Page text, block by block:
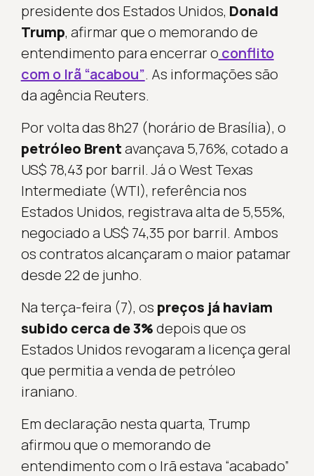
presidente dos Estados Unidos, Donald
Trump, afirmar que o memorando de
entendimento para encerrar o conflito
com o Irã “acabou”. As informações são
da agência Reuters.
Por volta das 8h27 (horário de Brasília), o
petróleo Brentavançava 5,76%, cotado a
US$ 78,43 por barril. Já o West Texas
Intermediate (WTI), referência nos
Estados Unidos, registrava alta de 5,55%,
negociado a US$ 74,35 por barril. Ambos
os contratos alcançaram o maior patamar
desde 22 de junho.
Na terça-feira (7), os preços já haviam
subido cerca de 3%depois que os
Estados Unidos revogaram a licença geral
que permitia a venda de petróleo
iraniano.
Em declaração nesta quarta, Trump
afirmou que o memorando de
entendimento com o Irã estava “acabado”